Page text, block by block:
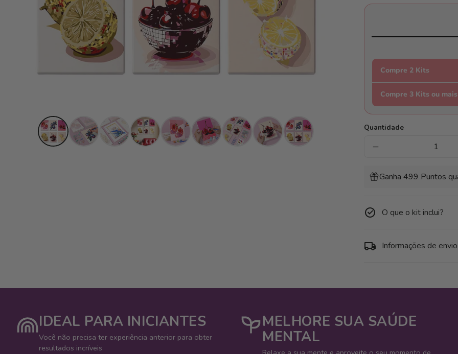
Compre 2 Kits
Compre 3 Kits ou mais
Quantidade
Diminuir
de
Pack
Telas
Ganha 499 Puntos
O que o kit inclui?
Informações de envio
IDEAL PARA INICIANTES
Você não precisa ter experiência anterior para obter
resultados incríveis
MELHORE SUA SAÚDE
MENTAL